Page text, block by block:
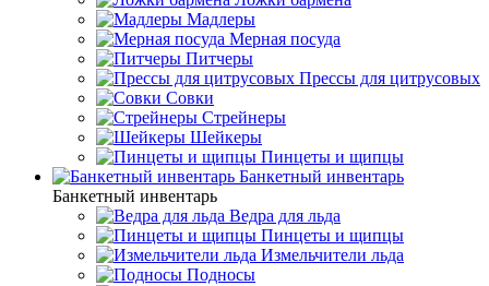
Мадлеры
Мерная посуда
Питчеры
Прессы для цитрусовых
Совки
Стрейнеры
Шейкеры
Пинцеты и щипцы
Банкетный инвентарь
Банкетный инвентарь
Ведра для льда
Пинцеты и щипцы
Измельчители льда
Подносы